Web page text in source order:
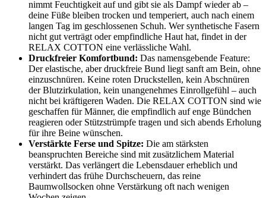
nimmt Feuchtigkeit auf und gibt sie als Dampf wieder ab –
deine Füße bleiben trocken und temperiert, auch nach einem
langen Tag im geschlossenen Schuh. Wer synthetische Fasern
nicht gut verträgt oder empfindliche Haut hat, findet in der
RELAX COTTON eine verlässliche Wahl.
Druckfreier Komfortbund: Das namensgebende Feature:
Der elastische, aber druckfreie Bund liegt sanft am Bein, ohne
einzuschnüren. Keine roten Druckstellen, kein Abschnüren
der Blutzirkulation, kein unangenehmes Einrollgefühl – auch
nicht bei kräftigeren Waden. Die RELAX COTTON sind wie
geschaffen für Männer, die empfindlich auf enge Bündchen
reagieren oder Stützstrümpfe tragen und sich abends Erholung
für ihre Beine wünschen.
Verstärkte Ferse und Spitze: Die am stärksten
beanspruchten Bereiche sind mit zusätzlichem Material
verstärkt. Das verlängert die Lebensdauer erheblich und
verhindert das frühe Durchscheuern, das reine
Baumwollsocken ohne Verstärkung oft nach wenigen